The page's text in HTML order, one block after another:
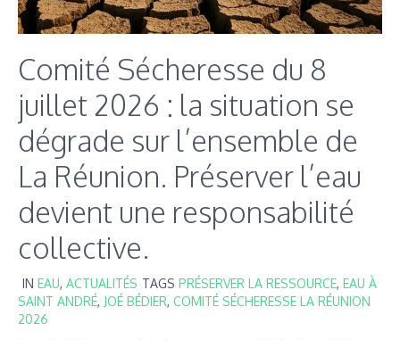
Comité Sécheresse du 8
juillet 2026 : la situation se
dégrade sur l’ensemble de
La Réunion. Préserver l’eau
devient une responsabilité
collective.
IN EAU, ACTUALITÉS TAGS PRÉSERVER LA RESSOURCE, EAU À
SAINT ANDRÉ, JOÉ BÉDIER, COMITÉ SÉCHERESSE LA RÉUNION
2026